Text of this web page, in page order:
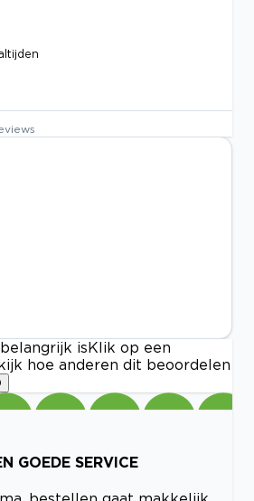
is Klik op een
hoe anderen dit beoordelen
GOEDE SERVICE